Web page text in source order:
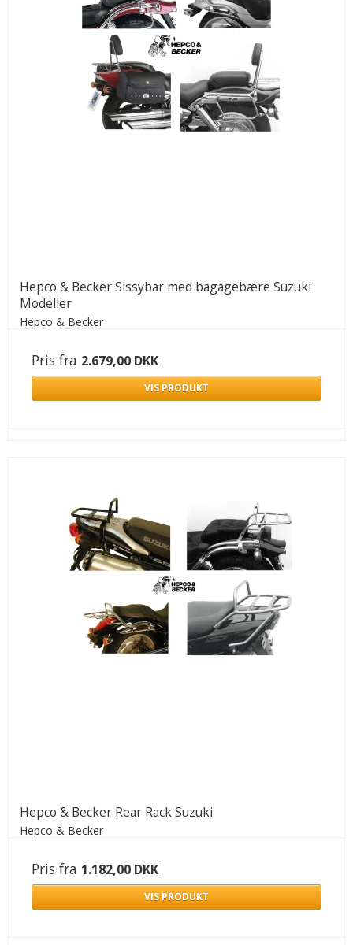
Hepco & Becker Sissybar med bagagebære Suzuki
Modeller
Hepco & Becker
Pris fra 2.679,00 DKK
VIS PRODUKT
Hepco & Becker Rear Rack Suzuki
Hepco & Becker
Pris fra 1.182,00 DKK
VIS PRODUKT